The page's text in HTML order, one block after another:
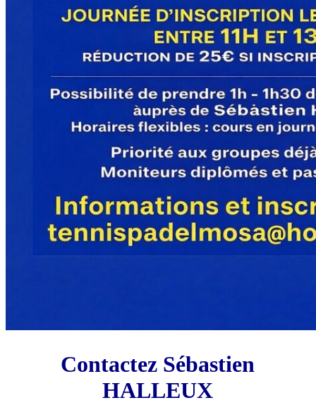
Contactez Sébastien
HALLEUX